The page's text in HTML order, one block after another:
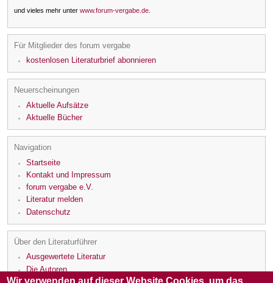
und vieles mehr unter www.forum-vergabe.de
Für Mitglieder des forum vergabe
kostenlosen Literaturbrief abonnieren
Neuerscheinungen
Aktuelle Aufsätze
Aktuelle Bücher
Navigation
Startseite
Kontakt und Impressum
forum vergabe e.V.
Literatur melden
Datenschutz
Über den Literaturführer
Ausgewertete Literatur
Die Autoren
Wir verwenden auf dieser Website Cookies, um das